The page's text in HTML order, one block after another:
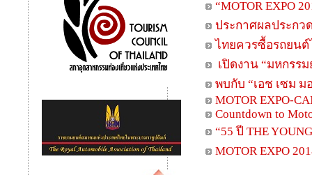
“MOTOR EXPO
ประกาศผลประกว
ไทยควรซื้อรถยน
เปิดงาน “มหกรร
พบกับ “เอช เซม ม
MOTOR EXPO-
Countdown to
“55 ปี THE
MOTOR EXPO